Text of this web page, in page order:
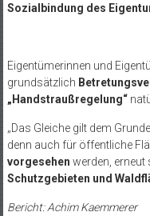
Sozialbindung des
Eigentümerinnen und
grundsätzlich
„Handstraußregelung“
„Das Gleiche gilt dem
denn auch für öffentliche
vorgesehen werden,
Schutzgebieten und
Bericht: Achim Kaemmerer